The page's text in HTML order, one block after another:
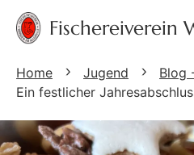
Fischereiverein
Home Jugend
Blog
Ein festlicher